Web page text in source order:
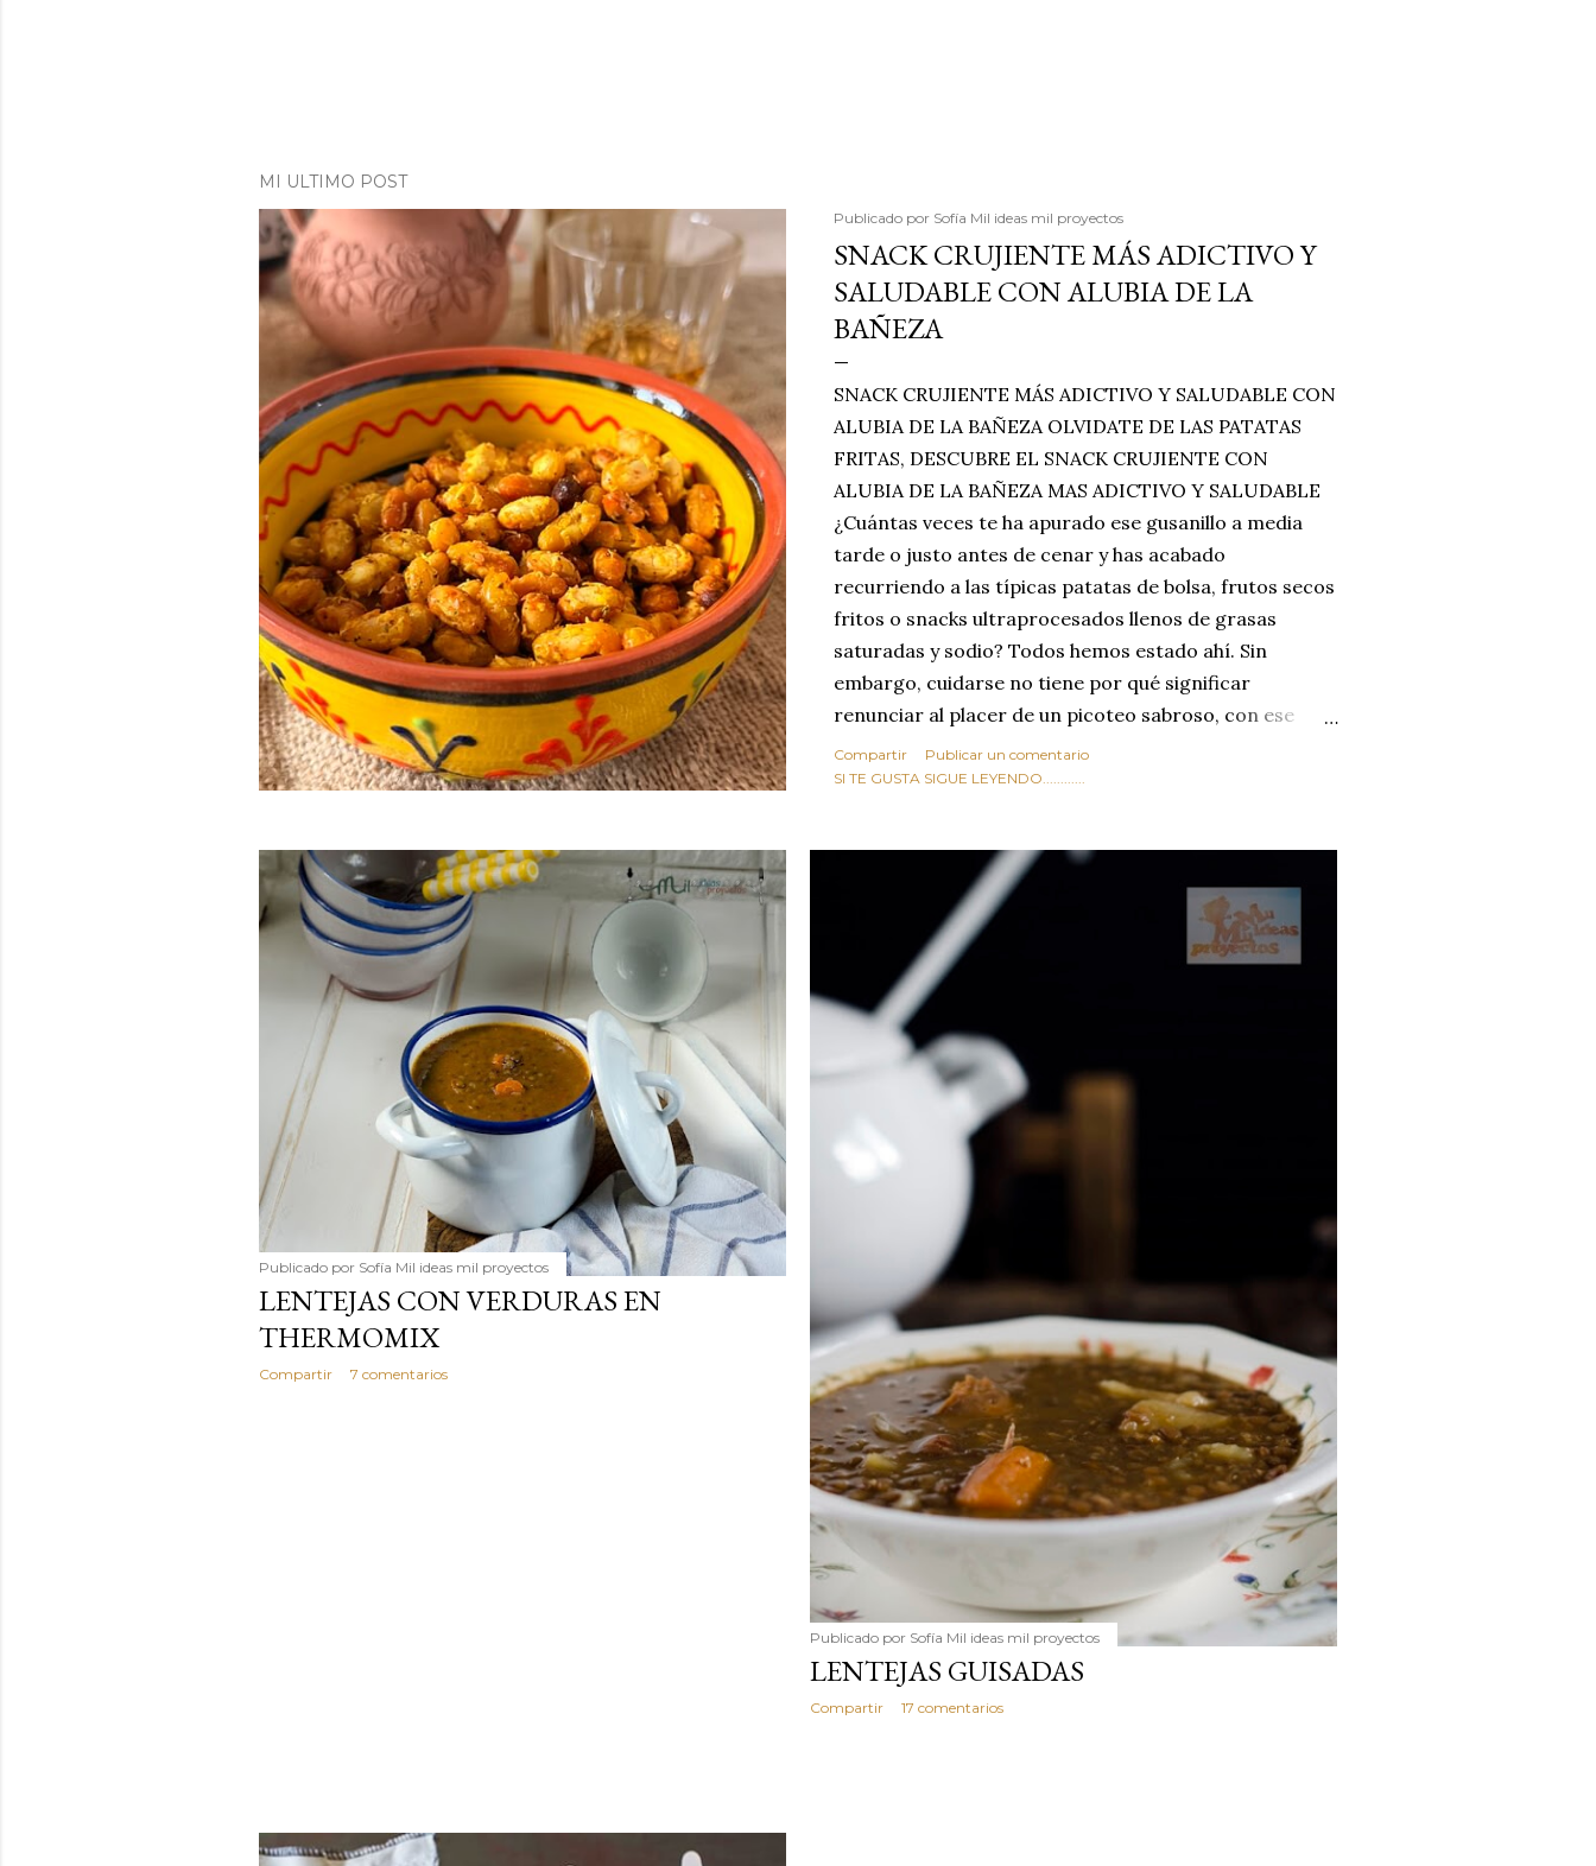
MI ULTIMO POST
Publicado por Sofía Mil ideas mil proyectos
SNACK CRUJIENTE MÁS ADICTIVO Y
SALUDABLE CON ALUBIA DE LA
BAÑEZA
SNACK CRUJIENTE MÁS ADICTIVO Y SALUDABLE CON
ALUBIA DE LA BAÑEZA OLVIDATE DE LAS PATATAS
FRITAS, DESCUBRE EL SNACK CRUJIENTE CON
ALUBIA DE LA BAÑEZA MAS ADICTIVO Y SALUDABLE
¿Cuántas veces te ha apurado ese gusanillo a media
tarde o justo antes de cenar y has acabado
recurriendo a las típicas patatas de bolsa, frutos secos
fritos o snacks ultraprocesados llenos de grasas
saturadas y sodio? Todos hemos estado ahí. Sin
embargo, cuidarse no tiene por qué significar
renunciar al placer de un picoteo sabroso, con ese
toque tostado y crujiente que tanto nos satisface.
Estas alubias crujientes al horno van a cambiar por
tradicionales y copiosos de invierno. Con esta receta
simple pero revolucionaria, transformaremos un
ingrediente tan humilde como la alubia de La Bañeza
en un snack ligero, dorado, cargado de proteína y
100% natural. Es el sustituto perfecto a los frutos se...
Compartir
Publicar un comentario
SI TE GUSTA SIGUE LEYENDO............
Publicado por Sofía Mil ideas mil proyectos
LENTEJAS CON VERDURAS EN
THERMOMIX
Compartir 7 comentarios
Publicado por Sofía Mil ideas mil proyectos
LENTEJAS GUISADAS
Compartir 17 comentarios